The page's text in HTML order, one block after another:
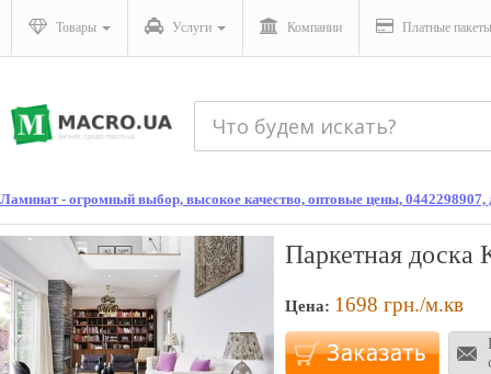
Товары Услуги Компании Платные пакеты
Ламинат - огромный выбор, высокое качество, оптовые цены,
Паркетная доска
Цена: 1698 грн./м.кв